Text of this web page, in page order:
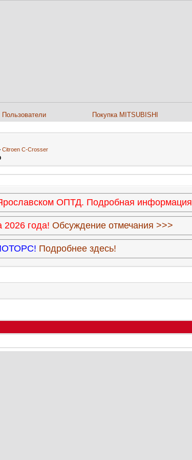
Пользователи Покупка MITSUBISHI
Citroen C-Crosser
ОПТД. Подробная информация
2026 года! Обсуждение отмечания >>>
Подробнее здесь!